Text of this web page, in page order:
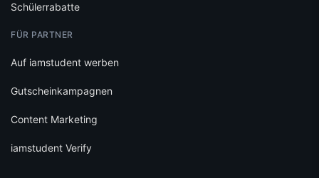
Schülerrabatte
FÜR PARTNER
Auf iamstudent werben
Gutscheinkampagnen
Content Marketing
iamstudent Verify